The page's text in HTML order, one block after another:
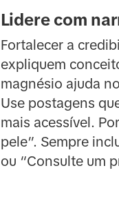
Lidere com
Fortalecer a
expliquem
magnésio ajuda
Use postagens
mais acessível.
pele”. Sempre
ou “Consulte um